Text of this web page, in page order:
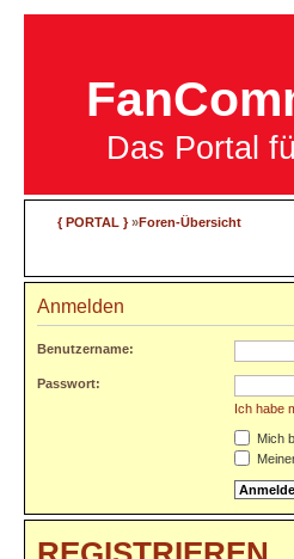
Das Portal
{ PORTAL }»Foren-Übersicht
Anmelden
Benutzername:
Passwort:
Ich habe
Mich